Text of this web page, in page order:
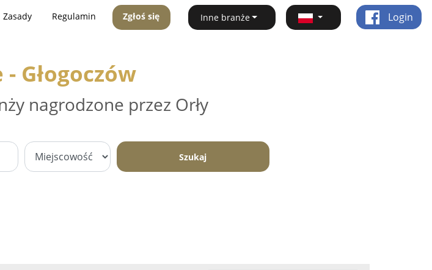
Zasady Regulamin Zgłoś się Inne branże Login
Głogoczów
nagrodzone przez Orły
Szukaj